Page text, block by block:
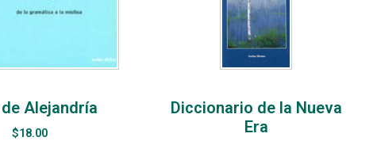
Alejandría
$18.00
Diccionario de la Nueva
Era